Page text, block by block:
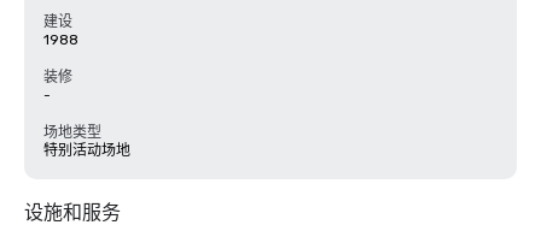
建设
1988
装修
-
场地类型
特别活动场地
设施和服务